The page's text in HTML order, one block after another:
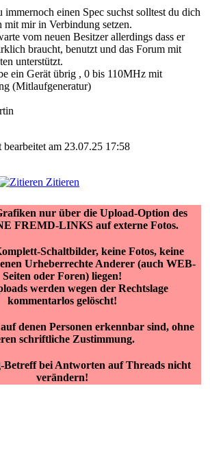
immernoch einen Spec suchst solltest du dich
mit mir in Verbindung setzen.
vom neuen Besitzer allerdings dass er
braucht, benutzt und das Forum mit
unterstützt.
ein Gerät übrig , 0 bis 110MHz mit
(Mitlaufgeneratur)
bearbeitet am 23.07.25 17:58
Zitieren
nur über die Upload-Option des
FREMD-LINKS auf externe Fotos.
Schaltbilder, keine Fotos, keine
Urheberrechte Anderer (auch WEB-
Seiten oder Foren) liegen!
werden wegen der Rechtslage
kommentarlos gelöscht!
denen Personen erkennbar sind, ohne
schriftliche Zustimmung.
Betreff bei Antworten auf Threads nicht
verändern!